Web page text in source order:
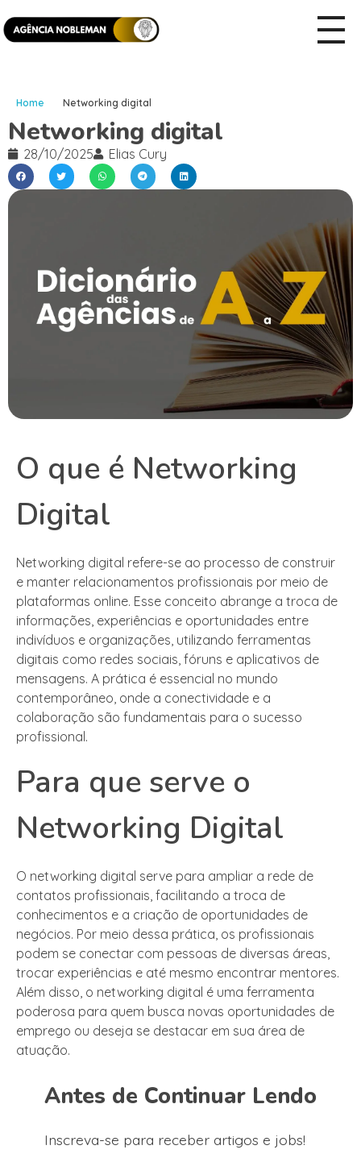
Home Networking digital
Networking digital
28/10/2025 Elias Cury
O que é Networking
Digital
Networking digital refere-se ao processo de construir
e manter relacionamentos profissionais por meio de
plataformas online. Esse conceito abrange a troca de
informações, experiências e oportunidades entre
indivíduos e organizações, utilizando ferramentas
digitais como redes sociais, fóruns e aplicativos de
mensagens. A prática é essencial no mundo
contemporâneo, onde a conectividade e a
colaboração são fundamentais para o sucesso
profissional.
Para que serve o
Networking Digital
O networking digital serve para ampliar a rede de
contatos profissionais, facilitando a troca de
conhecimentos e a criação de oportunidades de
negócios. Por meio dessa prática, os profissionais
podem se conectar com pessoas de diversas áreas,
trocar experiências e até mesmo encontrar mentores.
Além disso, o networking digital é uma ferramenta
poderosa para quem busca novas oportunidades de
emprego ou deseja se destacar em sua área de
atuação.
Antes de Continuar Lendo
Inscreva-se para receber artigos e jobs!